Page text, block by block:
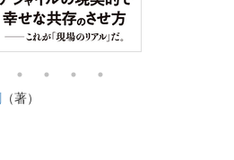
（著）